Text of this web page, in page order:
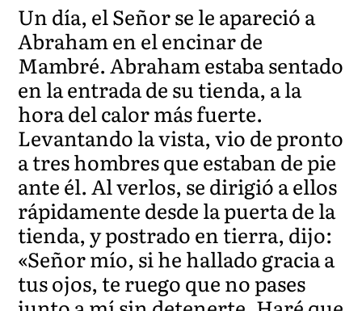
Un día, el Señor se le apareció a
Abraham en el encinar de
Mambré. Abraham estaba sentado
en la entrada de su tienda, a la
hora del calor más fuerte.
Levantando la vista, vio de pronto
a tres hombres que estaban de pie
ante él. Al verlos, se dirigió a ellos
rápidamente desde la puerta de la
tienda, y postrado en tierra, dijo:
«Señor mío, si he hallado gracia a
tus ojos, te ruego que no pases